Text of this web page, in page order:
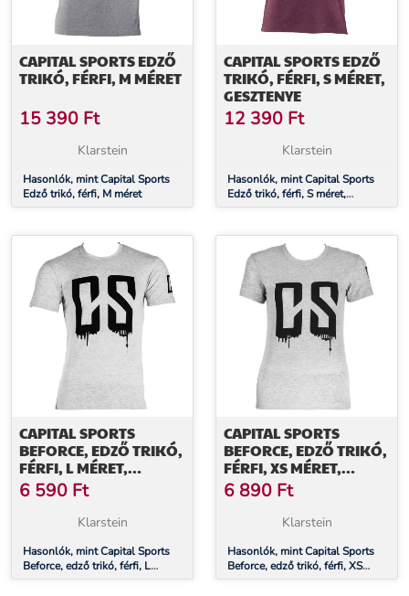
CAPITAL SPORTS EDZŐ
TRIKÓ, FÉRFI, M MÉRET
15 390 Ft
Klarstein
Hasonlók, mint Capital Sports
Edző trikó, férfi, M méret
CAPITAL SPORTS EDZŐ
TRIKÓ, FÉRFI, S MÉRET,
GESZTENYE
12 390 Ft
Klarstein
Hasonlók, mint Capital Sports
Edző trikó, férfi, S méret,
gesztenye
CAPITAL SPORTS
BEFORCE, EDZŐ TRIKÓ,
FÉRFI, L MÉRET,
SZÜRKE
6 590 Ft
Klarstein
Hasonlók, mint Capital Sports
Beforce, edző trikó, férfi, L
méret, szürke
CAPITAL SPORTS
BEFORCE, EDZŐ TRIKÓ,
FÉRFI, XS MÉRET,
SZÜRKE
6 890 Ft
Klarstein
Hasonlók, mint Capital Sports
Beforce, edző trikó, férfi, XS
méret, szürke